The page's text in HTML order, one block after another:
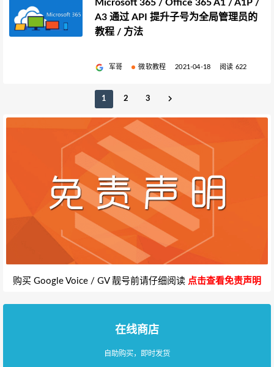
Microsoft 365 / Office 365 A1 / A1P /
A3 通过 API 提升子号为全局管理员的
教程 / 方法
军哥 微软教程 2021-04-18 阅读 622
1 2 3
购买 Google Voice / GV 靓号前请仔细阅读 点击查看免责声明
在线商店
自助购买，即时发货